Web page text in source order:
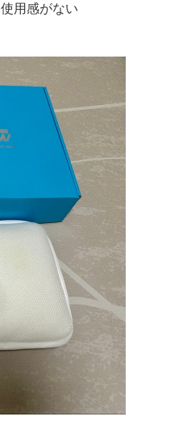
用感がない